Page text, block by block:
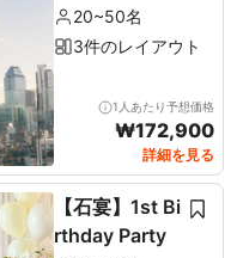
20~50名
3件のレイアウト
1人あたり予想価格
₩172,900
詳細を見る
【石宴】1st Bi
rthday Party